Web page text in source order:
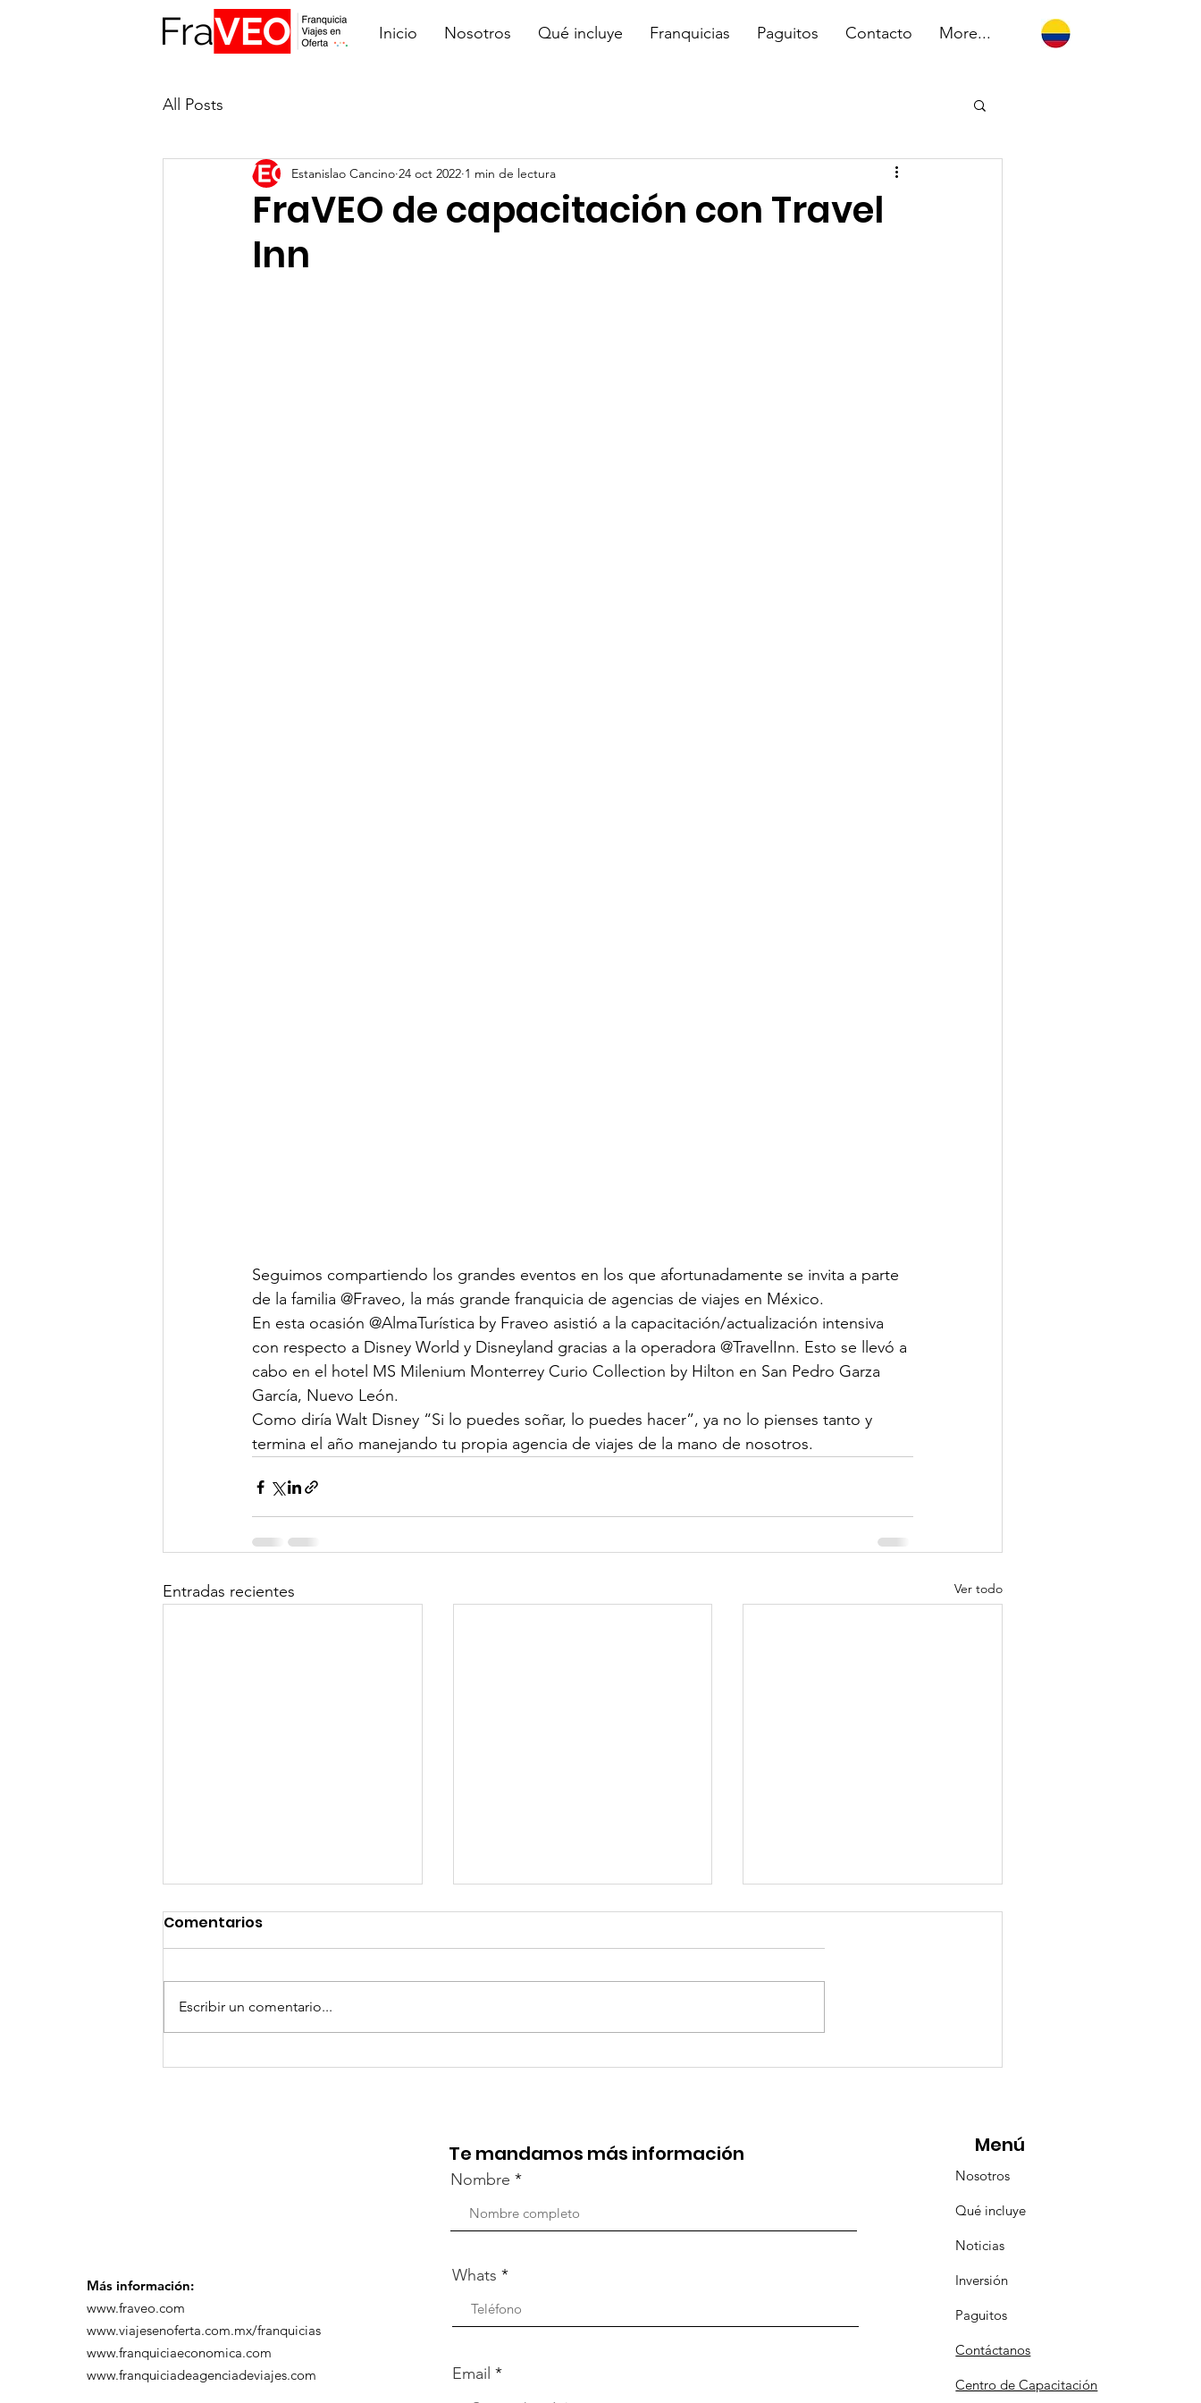
Inicio Nosotros Qué incluye Franquicias Paguitos Contacto More...
All Posts
FraVEO de capacitación con Travel
Inn
Estanislao Cancino 24 oct 2022 1 min de lectura
Seguimos compartiendo los grandes eventos en los que afortunadamente se invita a parte
de la familia @Fraveo, la más grande franquicia de agencias de viajes en México.
En esta ocasión @AlmaTurística by Fraveo asistió a la capacitación/actualización intensiva
con respecto a Disney World y Disneyland gracias a la operadora @TravelInn. Esto se llevó a
cabo en el hotel MS Milenium Monterrey Curio Collection by Hilton en San Pedro Garza
García, Nuevo León.
Como diría Walt Disney “Si lo puedes soñar, lo puedes hacer”, ya no lo pienses tanto y
termina el año manejando tu propia agencia de viajes de la mano de nosotros.
Entradas recientes Ver todo
GoMapTravelByFraveo
TourTravelynByFraveo
ViveMásViajandoByFraveo
Comentarios
Escribir un comentario...
Más información:
www.fraveo.com
www.viajesenoferta.com.mx/franquicias
www.franquiciaeconomica.com
www.franquiciadeagenciadeviajes.com
Te mandamos más información
Nombre
Whats
Email
Menú
Nosotros
Qué incluye
Noticias
Inversión
Paguitos
Contáctanos
Centro de Capacitación